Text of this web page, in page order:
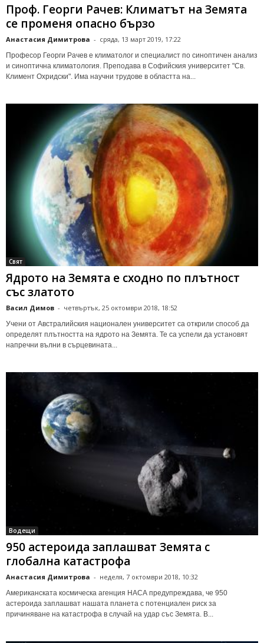
Проф. Георги Рачев: Климатът на Земята
се променя опасно бързо
Анастасия Димитрова - сряда, 13 март 2019, 17:22
Професор Георги Рачев е климатолог и специалист по синоптичен анализ
и синоптична климатология. Преподава в Софийския университет "Св.
Климент Охридски". Има научни трудове в областта на...
Свят
Ядрото на Земята е сходно по плътност
със златото
Васил Димов - четвъртък, 25 октомври 2018, 18:52
Учени от Австралийския национален университет са открили способ да
определят плътността на ядрото на Земята. Те са успели да установят
напречни вълни в сърцевината...
Водещи
950 астероида заплашват Земята с
глобална катастрофа
Анастасия Димитрова - неделя, 7 октомври 2018, 10:32
Американската космическа агенция НАСА предупреждава, че 950
астероида заплашват нашата планета с потенциален риск за
причиняване на катастрофа в случай на удар със Земята. В...